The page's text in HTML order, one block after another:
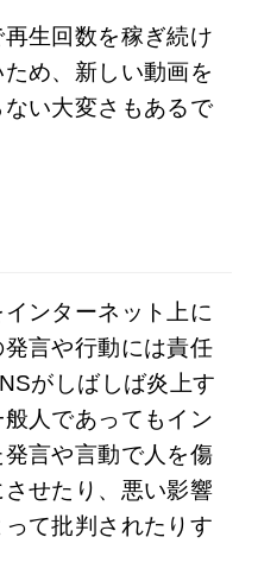
生回数を稼ぎ続け
め、新しい動画を
い大変さもあるで
ンターネット上に
言や行動には責任
がしばしば炎上す
人であってもイン
言や言動で人を傷
せたり、悪い影響
て批判されたりす